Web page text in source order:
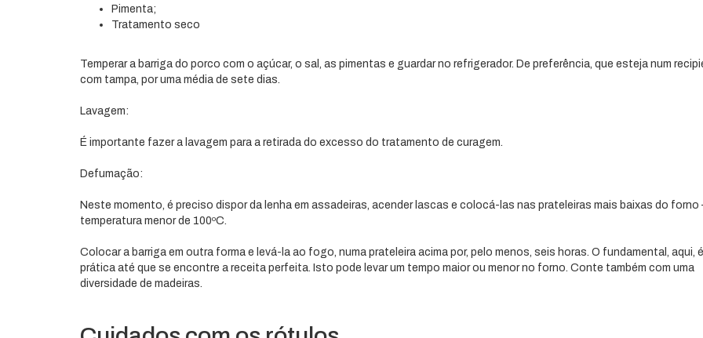
Pimenta;
Tratamento seco
Temperar a barriga do porco com o açúcar, o sal, as pimentas e guardar no refrigerador. De preferência, que esteja num
com tampa, por uma média de sete dias.
Lavagem:
É importante fazer a lavagem para a retirada do excesso do tratamento de curagem.
Defumação:
Neste momento, é preciso dispor da lenha em assadeiras, acender lascas e colocá-las nas prateleiras mais baixas do forno
temperatura menor de 100ºC.
Colocar a barriga em outra forma e levá-la ao fogo, numa prateleira acima por, pelo menos, seis horas. O fundamental, aqui,
prática até que se encontre a receita perfeita. Isto pode levar um tempo maior ou menor no forno. Conte também com uma
diversidade de madeiras.